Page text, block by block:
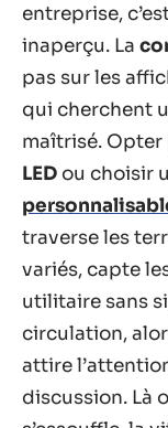
entreprise,
inaperçu. La
pas sur les
qui cherchent
maîtrisé. Opter
LED ou choisir
traverse les
variés, capte
utilitaire sans
circulation,
attire
discussion. Là